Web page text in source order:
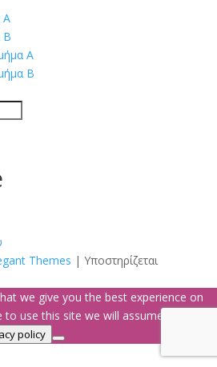
Α
Β
Α
Β
Themes | Υποστηρίζεται
we give you the best experience on
use this site we will assume that you
policy